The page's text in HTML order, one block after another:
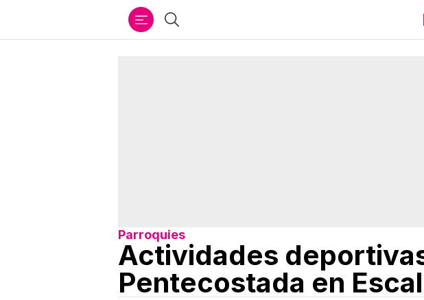
Buscar
Parroquies
Actividades
Pentecostada en